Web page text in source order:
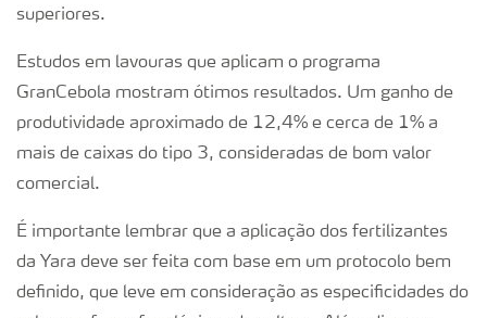
superiores.
Estudos em lavouras que aplicam o programa
GranCebola mostram ótimos resultados. Um ganho de
produtividade aproximado de 12,4% e cerca de 1% a
mais de caixas do tipo 3, consideradas de bom valor
comercial.
É importante lembrar que a aplicação dos fertilizantes
da Yara deve ser feita com base em um protocolo bem
definido, que leve em consideração as especificidades do